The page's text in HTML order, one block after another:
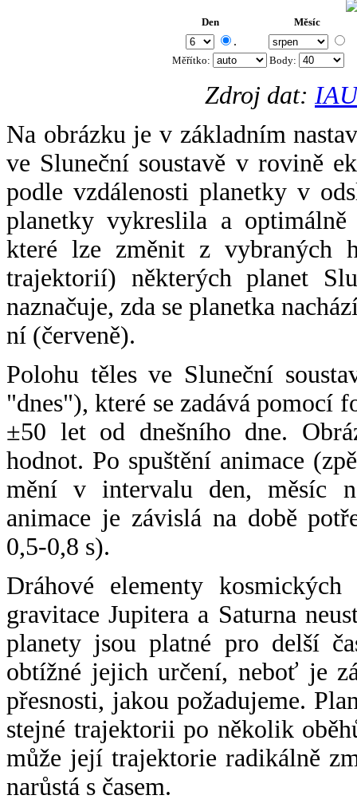
Den Měsíc
.
Měřítko: Body:
Zdroj dat:
Na obrázku je v základním
ve Sluneční soustavě v rovině
podle vzdálenosti planetky v
planetky vykreslila a
které lze změnit z vybraných
trajektorií) některých planet
naznačuje, zda se planetka
ní (červeně).
Polohu těles ve Sluneční
"dnes"), které se zadává pomocí
±50 let od dnešního dne.
hodnot. Po spuštění animace
mění v intervalu den, měsíc
animace je závislá na době
0,5-0,8 s).
Dráhové elementy
gravitace Jupitera a Saturna
planety jsou platné pro delší
obtížné jejich určení, neboť je
přesnosti, jakou požadujeme.
stejné trajektorii po několik
může její trajektorie radikálně
narůstá s časem.